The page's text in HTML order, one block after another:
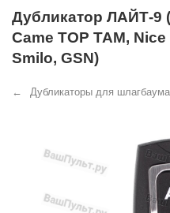
Дубликатор ЛАЙТ-9
Came TOP TAM,
Smilo, GSN)
Дубликаторы для